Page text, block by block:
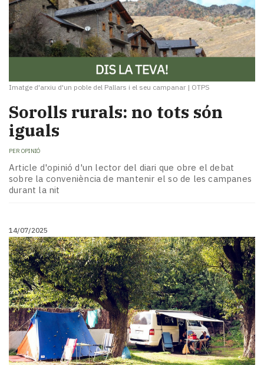
Imatge d'arxiu d'un poble del Pallars i el seu campanar | OTPS
Sorolls rurals: no tots són
iguals
PER OPINIÓ
Article d'opinió d'un lector del diari que obre el debat
sobre la conveniència de mantenir el so de les campanes
durant la nit
14/07/2025